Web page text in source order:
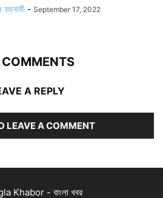
- September 17, 2022
A REPLY
LEAVE A COMMENT